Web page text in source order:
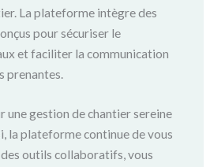
La plateforme intègre des
pour sécuriser le
et faciliter la communication
prenantes.
une gestion de chantier sereine
la plateforme continue de vous
outils collaboratifs, vous